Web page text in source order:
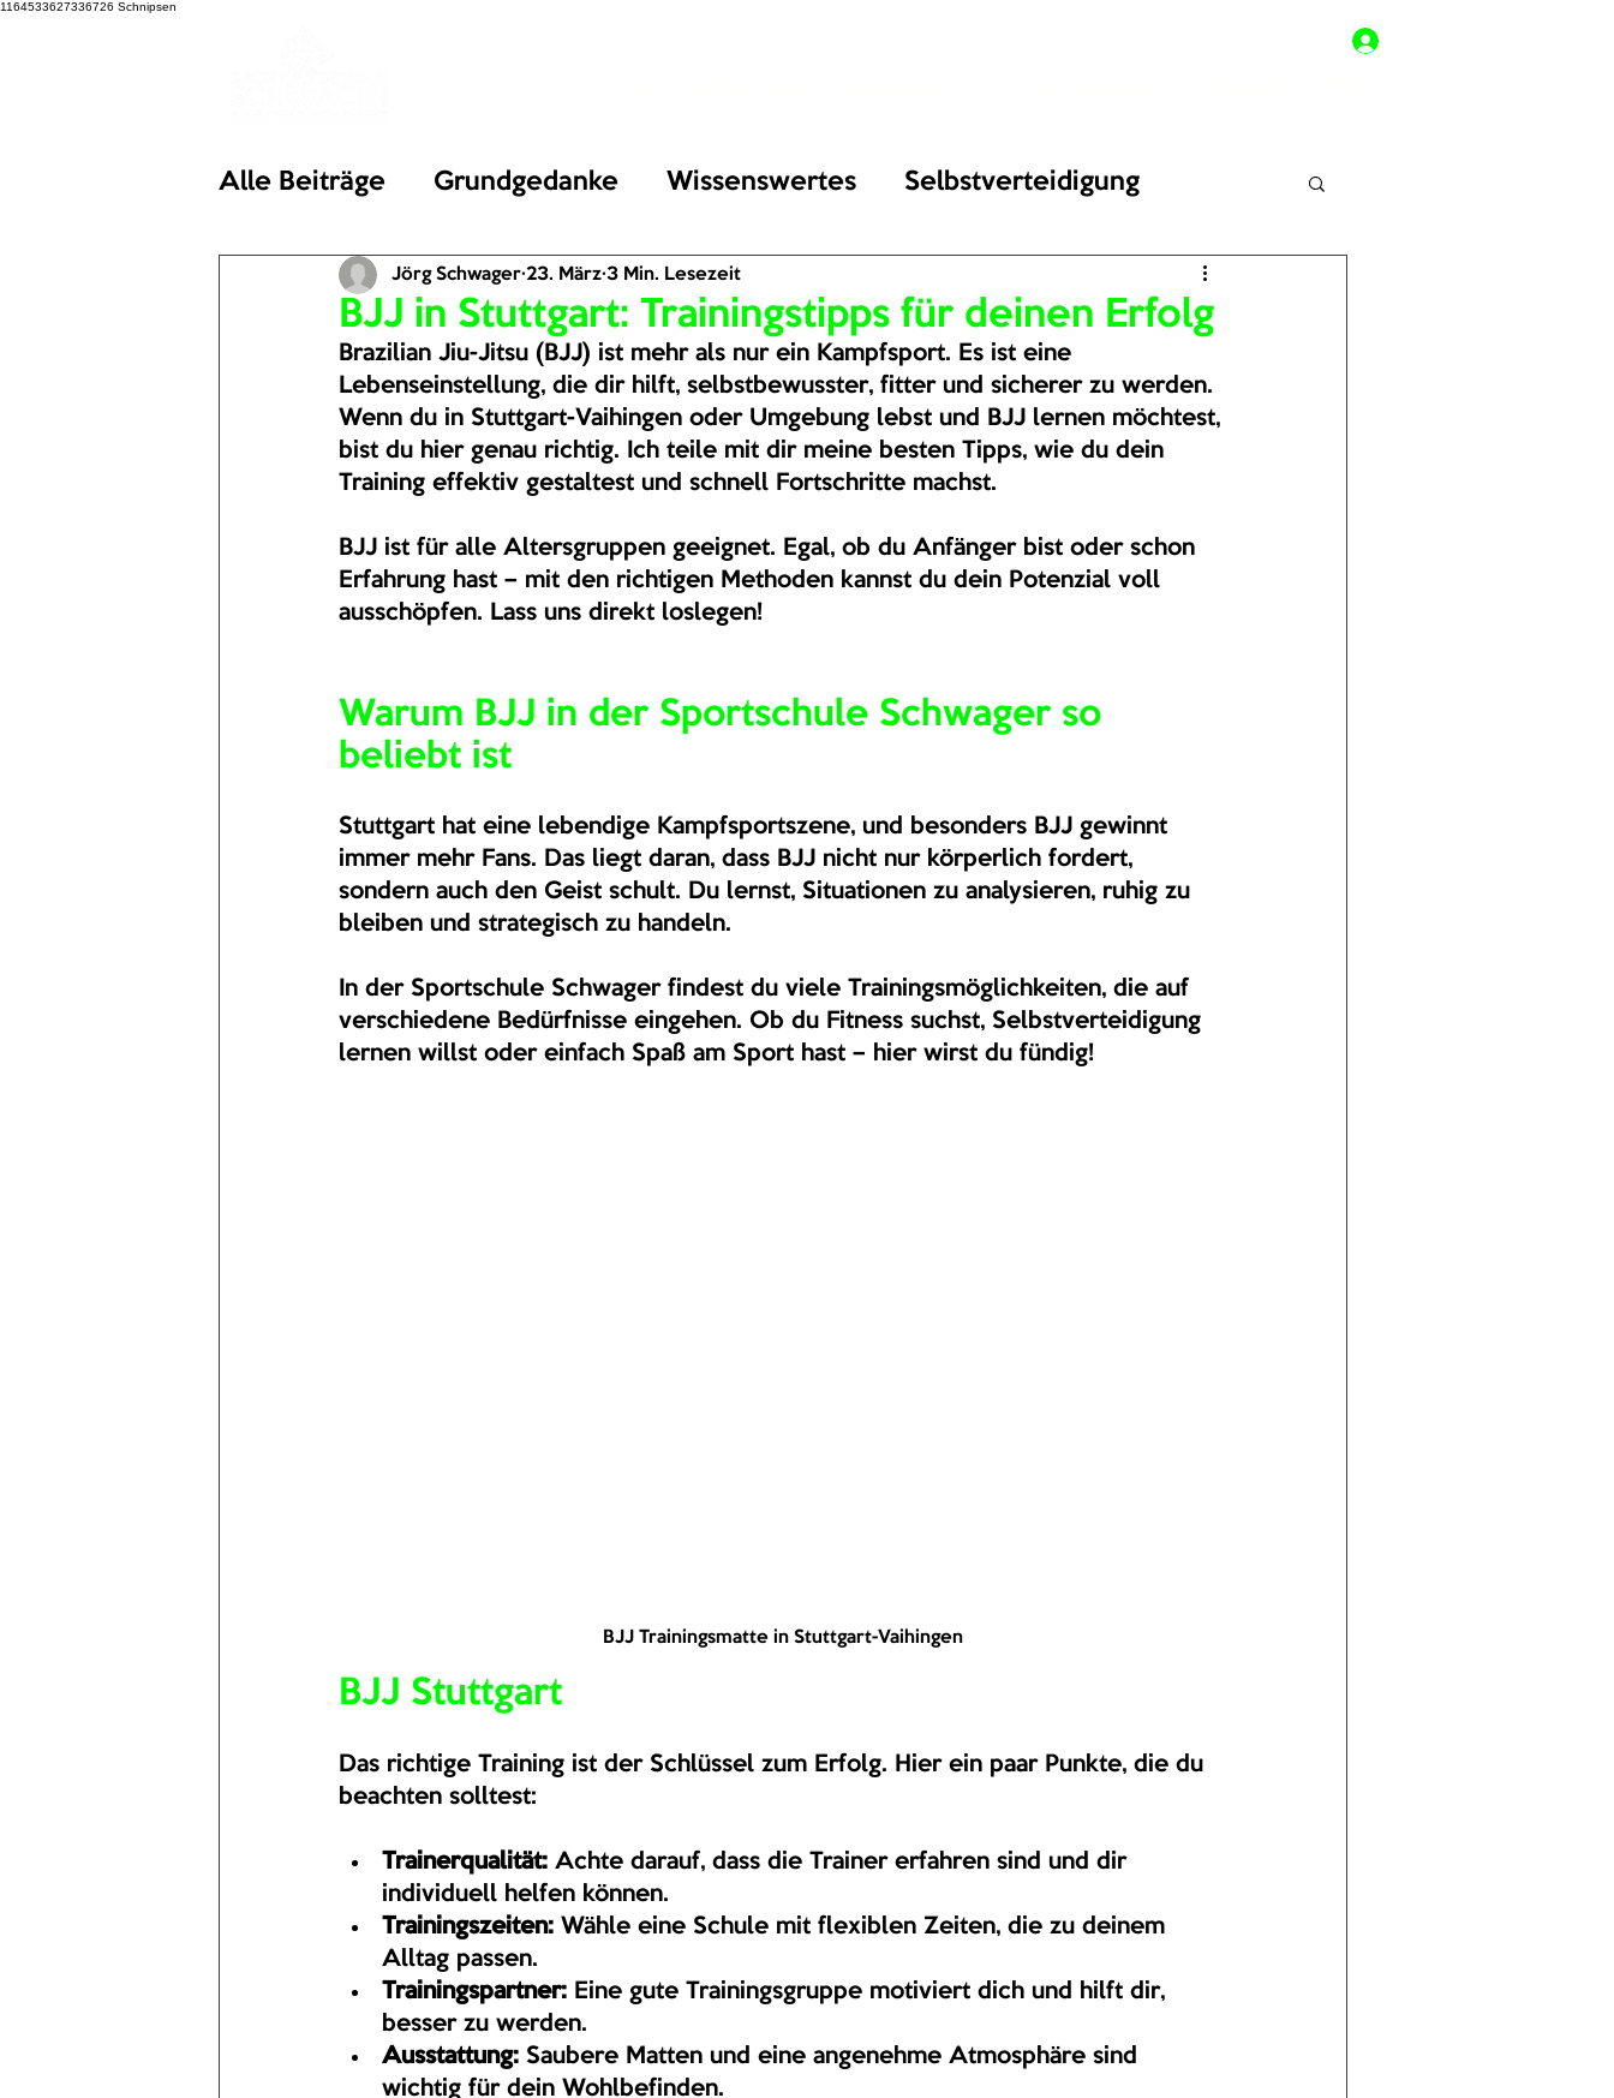
1164533627336726 Schnipsen
Alle Beiträge Grundgedanke Wissenswertes Selbstverteidigung
BJJ in Stuttgart: Trainingstipps für deinen Erfolg
Jörg Schwager 23. März 3 Min. Lesezeit
Brazilian Jiu-Jitsu (BJJ) ist mehr als nur ein Kampfsport. Es ist eine
Lebenseinstellung, die dir hilft, selbstbewusster, fitter und sicherer zu werden.
Wenn du in Stuttgart-Vaihingen oder Umgebung lebst und BJJ lernen möchtest,
bist du hier genau richtig. Ich teile mit dir meine besten Tipps, wie du dein
Training effektiv gestaltest und schnell Fortschritte machst.
BJJ ist für alle Altersgruppen geeignet. Egal, ob du Anfänger bist oder schon
Erfahrung hast – mit den richtigen Methoden kannst du dein Potenzial voll
ausschöpfen. Lass uns direkt loslegen!
Warum BJJ in der Sportschule Schwager so
beliebt ist
Stuttgart hat eine lebendige Kampfsportszene, und besonders BJJ gewinnt
immer mehr Fans. Das liegt daran, dass BJJ nicht nur körperlich fordert,
sondern auch den Geist schult. Du lernst, Situationen zu analysieren, ruhig zu
bleiben und strategisch zu handeln.
In der Sportschule Schwager findest du viele Trainingsmöglichkeiten, die auf
verschiedene Bedürfnisse eingehen. Ob du Fitness suchst, Selbstverteidigung
lernen willst oder einfach Spaß am Sport hast – hier wirst du fündig!
BJJ Trainingsmatte in Stuttgart-Vaihingen
BJJ Stuttgart
Das richtige Training ist der Schlüssel zum Erfolg. Hier ein paar Punkte, die du
beachten solltest:
Trainerqualität: Achte darauf, dass die Trainer erfahren sind und dir
individuell helfen können.
Trainingszeiten: Wähle eine Schule mit flexiblen Zeiten, die zu deinem
Alltag passen.
Trainingspartner: Eine gute Trainingsgruppe motiviert dich und hilft dir,
besser zu werden.
Ausstattung: Saubere Matten und eine angenehme Atmosphäre sind
wichtig für dein Wohlbefinden.